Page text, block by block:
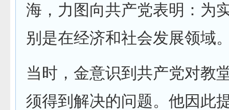
海，力图向共产党表明：为
别是在经济和社会发展领域
当时，金意识到共产党对教
须得到解决的问题。他因此